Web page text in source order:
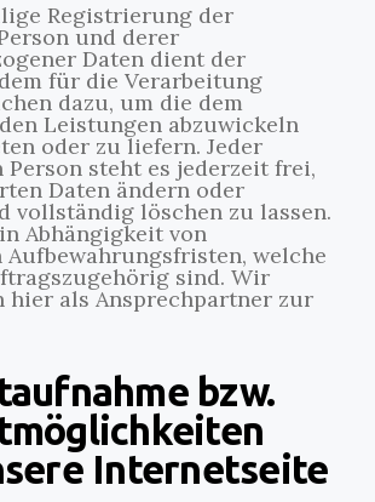
Registrierung der
und derer
Daten dient der
für die Verarbeitung
dazu, um die dem
Leistungen abzuwickeln
oder zu liefern. Jeder
steht es jederzeit frei,
Daten ändern oder
vollständig löschen zu lassen.
Abhängigkeit von
Aufbewahrungsfristen, welche
sind. Wir
hier als Ansprechpartner zur
bzw.
Internetseite